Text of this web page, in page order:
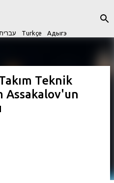
Turkçe Адыгэ
Teknik
Assakalov'un